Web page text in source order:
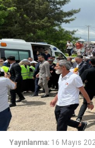
Yayınlanma: 16 Mayıs